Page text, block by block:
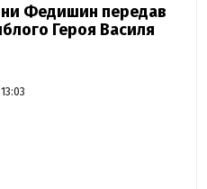
Федишин передав
Героя Василя
13:03